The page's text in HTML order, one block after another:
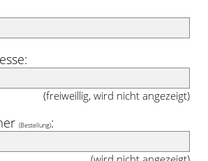
(freiweillig, wird nicht angezeigt)
(Bestellung):